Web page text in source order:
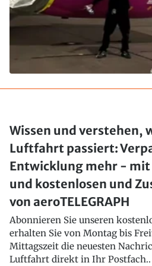
Wissen und verstehen,
Luftfahrt passiert:
Entwicklung mehr - mit
und kostenlosen und
von aeroTELEGRAPH
Abonnieren Sie unseren
erhalten Sie von Montag bis
Mittagszeit die neuesten
Luftfahrt direkt in Ihr Postfach..